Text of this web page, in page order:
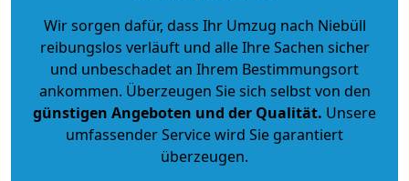
Wir sorgen dafür, dass Ihr Umzug nach Niebüll
reibungslos verläuft und alle Ihre Sachen sicher
und unbeschadet an Ihrem Bestimmungsort
ankommen. Überzeugen Sie sich selbst von den
günstigen Angeboten und der Qualität. Unsere
umfassender Service wird Sie garantiert
überzeugen.